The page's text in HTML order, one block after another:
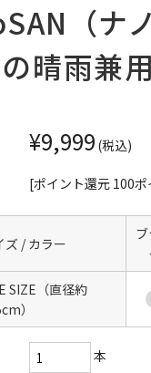
（ナ
晴雨兼用
¥9,999 (税込)
[ポイント還元 100
ズ / カラー
SIZE（直径約
）
本